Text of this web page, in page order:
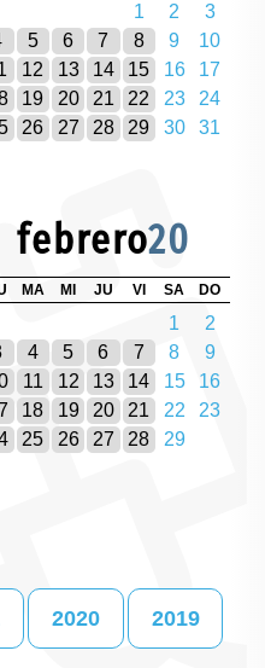
1 2
3
5 6 7 8 9
10
12 13 14 15 16
17
19 20 21 22 23
24
26 27 28 29 30 31
febrero20
MA MI JU VI SA DO
1
2
4 5 6 7 8
9
11 12 13 14 15
16
18 19 20 21 22
23
25 26 27 28 29
2020 2019